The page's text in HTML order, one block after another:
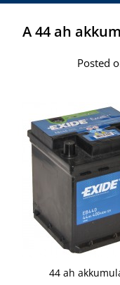
A 44 ah
Posted
44 ah